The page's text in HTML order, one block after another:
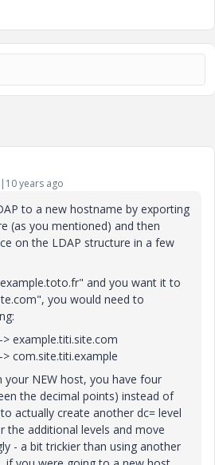
years ago
to a new hostname by exporting
(as you mentioned) and then
on the LDAP structure in a few
and you want it to
you would need to
example.titi.site.com
com.site.titi.example
your NEW host, you have four
the decimal points) instead of
actually create another dc= level
the additional levels and move
- a bit trickier than using another